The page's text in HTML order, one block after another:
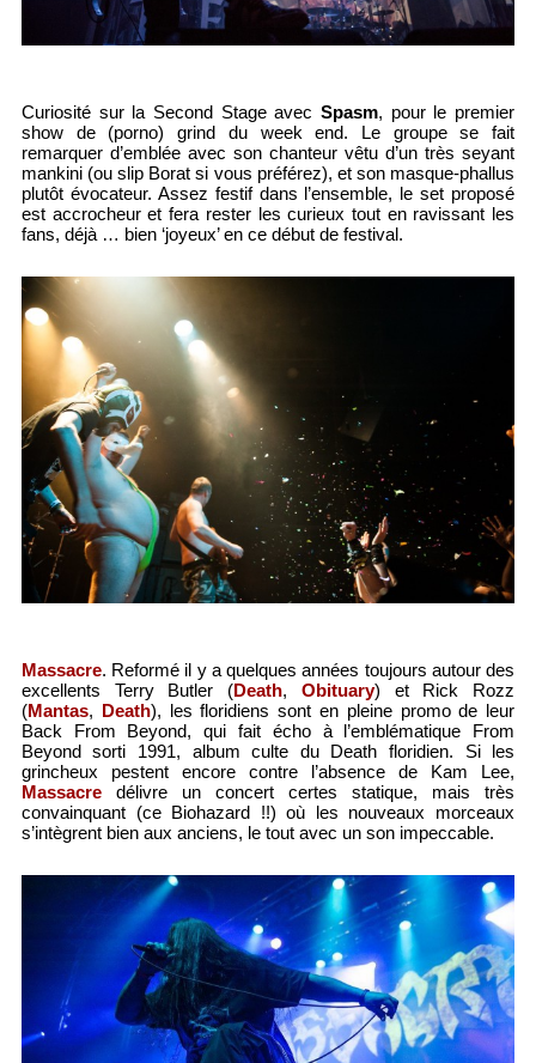
Curiosité sur la Second Stage avecSpasm, pour le premier
show de (porno) grind du week end. Le groupe se fait
remarquer d’emblée avec son chanteur vêtu d’un très seyant
mankini (ou slip Borat si vous préférez), et son masque-phallus
plutôt évocateur. Assez festif dans l’ensemble, le set proposé
est accrocheur et fera rester les curieux tout en ravissant les
fans, déjà … bien ‘joyeux’ en ce début de festival.
Massacre. Reformé il y a quelques années toujours autour des
excellents Terry Butler (Death, Obituary) et Rick Rozz
(Mantas, Death), les floridiens sont en pleine promo de leur
Back From Beyond, qui fait écho à l’emblématique From
Beyond sorti 1991, album culte du Death floridien. Si les
grincheux pestent encore contre l’absence de Kam Lee,
Massacredélivre un concert certes statique, mais très
convainquant (ce Biohazard !!) où les nouveaux morceaux
s’intègrent bien aux anciens, le tout avec un son impeccable.